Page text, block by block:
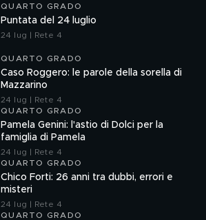
QUARTO GRADO
Puntata del 24 luglio
24 lug | Rete 4
QUARTO GRADO
Caso Roggero: le parole della sorella di
Mazzarino
24 lug | Rete 4
QUARTO GRADO
Pamela Genini: l'astio di Dolci per la
famiglia di Pamela
24 lug | Rete 4
QUARTO GRADO
Chico Forti: 26 anni tra dubbi, errori e
misteri
24 lug | Rete 4
QUARTO GRADO